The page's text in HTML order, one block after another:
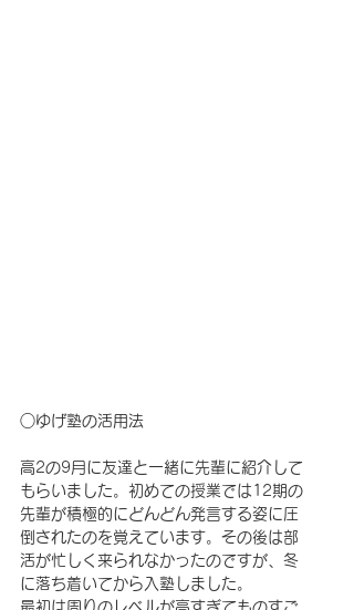
○ゆげ塾の活用法
高2の9月に友達と一緒に先輩に紹介して
もらいました。初めての授業では12期の
先輩が積極的にどんどん発言する姿に圧
倒されたのを覚えています。その後は部
活が忙しく来られなかったのですが、冬
に落ち着いてから入塾しました。